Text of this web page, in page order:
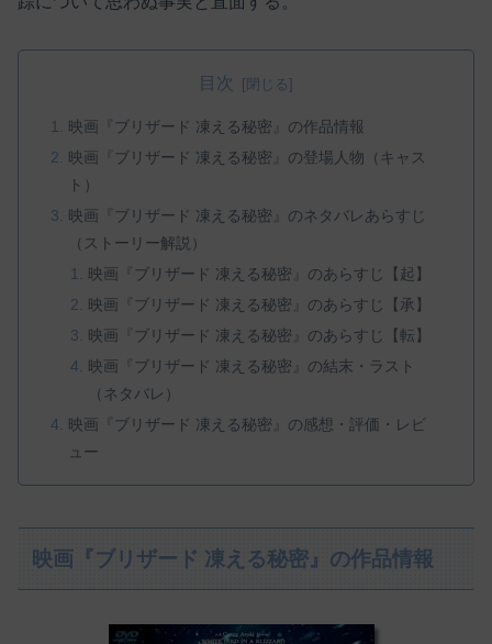
目次
映画『ブリザード 凍える秘密』の作品情報
映画『ブリザード 凍える秘密』の登場人物（キャス
ト）
映画『ブリザード 凍える秘密』のネタバレあらすじ
（ストーリー解説）
映画『ブリザード 凍える秘密』のあらすじ【起】
映画『ブリザード 凍える秘密』のあらすじ【承】
映画『ブリザード 凍える秘密』のあらすじ【転】
映画『ブリザード 凍える秘密』の結末・ラスト
（ネタバレ）
映画『ブリザード 凍える秘密』の感想・評価・レビ
ュー
映画『ブリザード 凍える秘密』の作品情報